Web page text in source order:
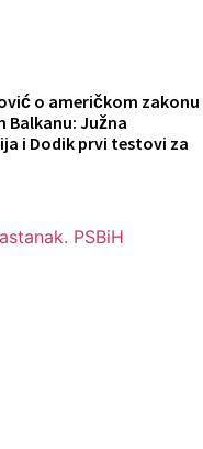
o američkom zakonu
Balkanu: Južna
i Dodik prvi testovi za